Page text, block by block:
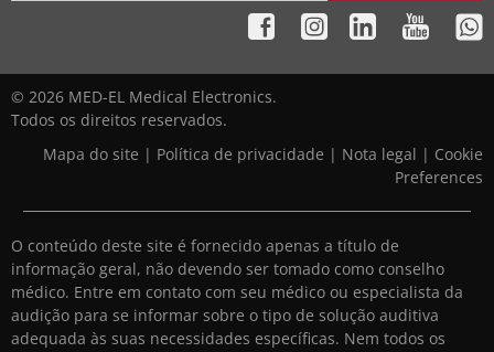
© 2026 MED-EL Medical Electronics.
Todos os direitos reservados.
Mapa do site | Política de privacidade | Nota legal | Cookie
Preferences
O conteúdo deste site é fornecido apenas a título de
informação geral, não devendo ser tomado como conselho
médico. Entre em contato com seu médico ou especialista da
audição para se informar sobre o tipo de solução auditiva
adequada às suas necessidades específicas. Nem todos os